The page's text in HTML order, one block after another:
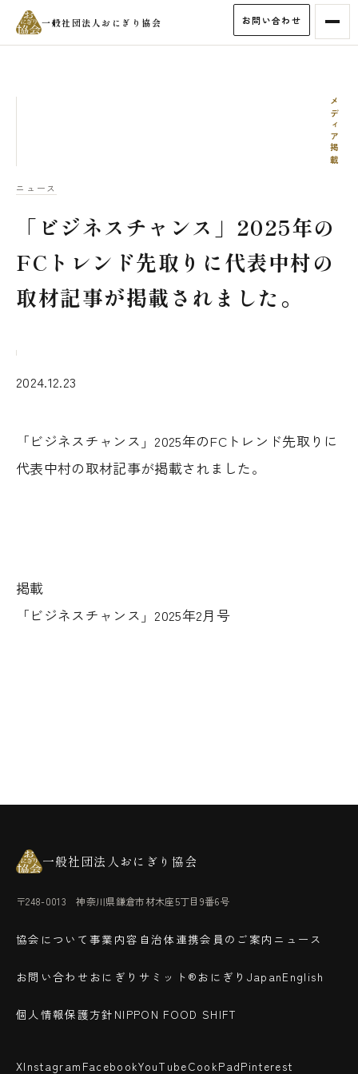
一般社団法人おにぎり協会 お問い合わせ
メディア掲載
ニュース
「ビジネスチャンス」2025年の
FCトレンド先取りに代表中村の
取材記事が掲載されました。
2024.12.23
「ビジネスチャンス」2025年のFCトレンド先取りに
代表中村の取材記事が掲載されました。
掲載
「ビジネスチャンス」2025年2月号
一般社団法人おにぎり協会
〒248-0013 神奈川県鎌倉市材木座5丁目9番6号
協会について事業内容 自治体連携会員のご案内 ニュース
お問い合わせ おにぎりサミット® おにぎりJapanEnglish
個人情報保護方針 NIPPON FOOD SHIFT
XInstagram FacebookYouTubeCookPadPinterest